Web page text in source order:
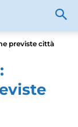
previste città